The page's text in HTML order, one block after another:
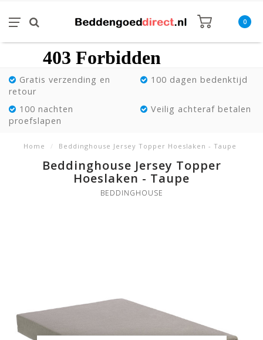
0
Gratis verzending en
retour
100 dagen bedenktijd
100 nachten
proefslapen
Veilig achteraf betalen
Home / Beddinghouse Jersey Topper Hoeslaken - Taupe
Beddinghouse Jersey Topper
Hoeslaken - Taupe
BEDDINGHOUSE